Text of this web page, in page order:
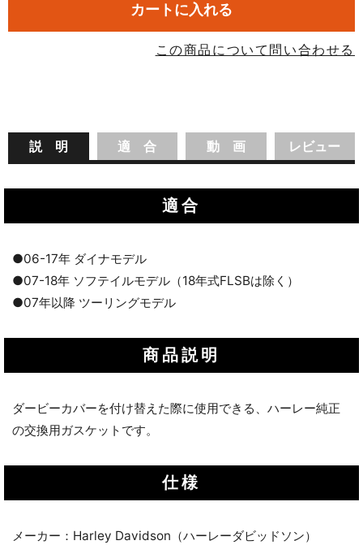
カートに入れる
この商品について問い合わせる
説 明 適 合 動 画 レビュー
適合
●06-17年 ダイナモデル
●07-18年 ソフテイルモデル（18年式FLSBは除く）
●07年以降 ツーリングモデル
商品説明
ダービーカバーを付け替えた際に使用できる、ハーレー純正
の交換用ガスケットです。
仕様
メーカー：Harley Davidson（ハーレーダビッドソン）